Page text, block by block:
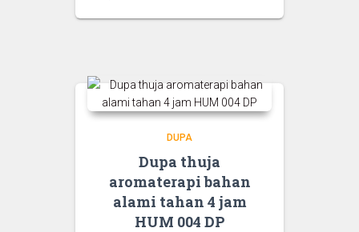
DUPA
Dupa thuja
aromaterapi bahan
alami tahan 4 jam
HUM 004 DP